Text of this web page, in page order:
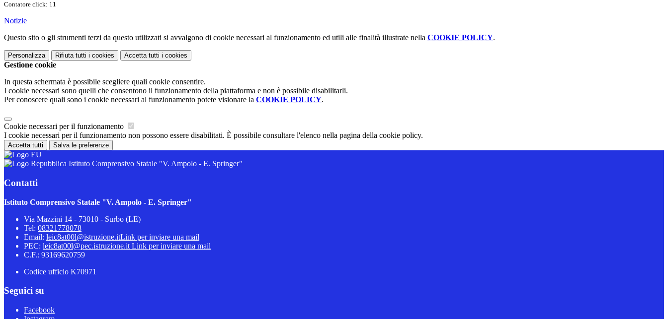
Contatore click: 11
Notizie
Questo sito o gli strumenti terzi da questo utilizzati si avvalgono di cookie necessari al funzionamento ed utili alle finalità illustrate nella COOKIE POLICY.
Personalizza Rifiuta tutti i cookies Accetta tutti i cookies
Gestione cookie
In questa schermata è possibile scegliere quali cookie consentire.
I cookie necessari sono quelli che consentono il funzionamento della piattaforma e non è possibile disabilitarli.
Per conoscere quali sono i cookie necessari al funzionamento potete visionare la COOKIE POLICY.
Cookie necessari per il funzionamento
I cookie necessari per il funzionamento non possono essere disabilitati. È possibile consultare l'elenco nella pagina della cookie policy.
Accetta tutti Salva le preferenze
Istituto Comprensivo Statale "V. Ampolo - E. Springer"
Contatti
Istituto Comprensivo Statale "V. Ampolo - E. Springer"
Via Mazzini 14 - 73010 - Surbo (LE)
Tel: 08321778078
Email: leic8at00l@istruzione.itLink per inviare una mail
PEC: leic8at00l@pec.istruzione.it Link per inviare una mail
C.F.: 93169620759
Codice ufficio K70971
Seguici su
Facebook